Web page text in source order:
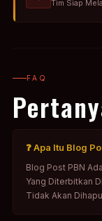
Tim Siap
FAQ
❓ Apa Itu Blog
Blog Post PBN
Yang Diterbitkan
Tidak Akan